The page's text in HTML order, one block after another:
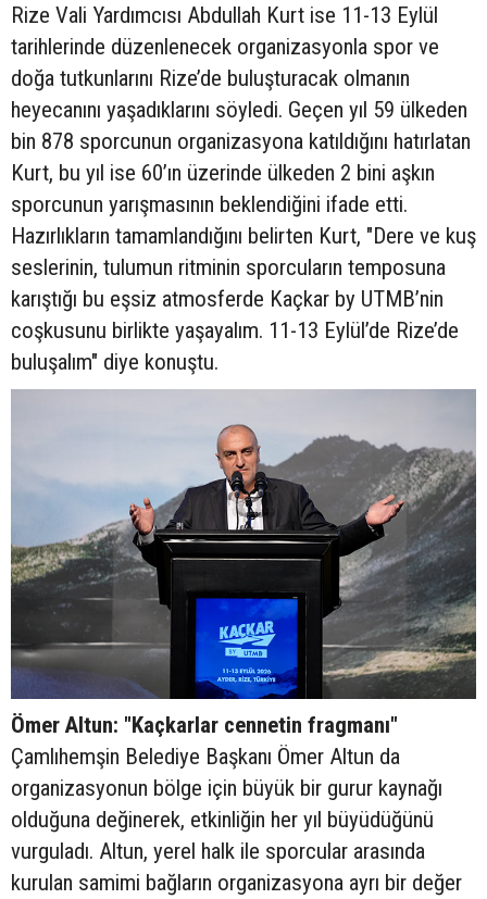
Rize Vali Yardımcısı Abdullah Kurt ise 11-13 Eylül
tarihlerinde düzenlenecek organizasyonla spor ve
doğa tutkunlarını Rize’de buluşturacak olmanın
heyecanını yaşadıklarını söyledi. Geçen yıl 59 ülkeden
bin 878 sporcunun organizasyona katıldığını hatırlatan
Kurt, bu yıl ise 60’ın üzerinde ülkeden 2 bini aşkın
sporcunun yarışmasının beklendiğini ifade etti.
Hazırlıkların tamamlandığını belirten Kurt, "Dere ve kuş
seslerinin, tulumun ritminin sporcuların temposuna
karıştığı bu eşsiz atmosferde Kaçkar by UTMB’nin
coşkusunu birlikte yaşayalım. 11-13 Eylül’de Rize’de
buluşalım" diye konuştu.
Ömer Altun: "Kaçkarlar cennetin fragmanı"
Çamlıhemşin Belediye Başkanı Ömer Altun da
organizasyonun bölge için büyük bir gurur kaynağı
olduğuna değinerek, etkinliğin her yıl büyüdüğünü
vurguladı. Altun, yerel halk ile sporcular arasında
kurulan samimi bağların organizasyona ayrı bir değer